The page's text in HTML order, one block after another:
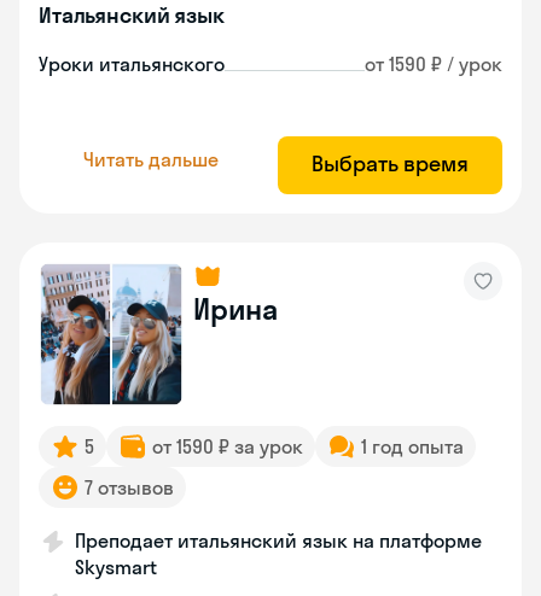
Итальянский язык
Уроки итальянского от 1590 ₽ / урок
Читать дальше Выбрать время
Ирина
5 от 1590 ₽ за урок
1 год опыта
7 отзывов
Преподает итальянский язык на платформе
Skysmart